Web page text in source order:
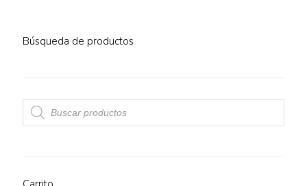
Búsqueda de productos
Búsqueda
de
productos